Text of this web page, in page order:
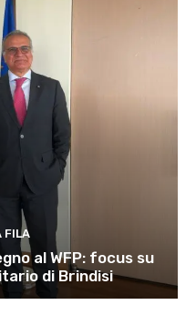
FILA
al WFP: focus su
di Brindisi